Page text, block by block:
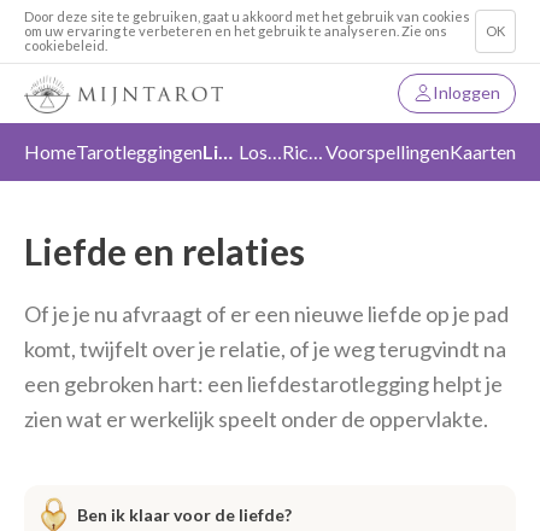
Door deze site te gebruiken, gaat u akkoord met het gebruik van cookies
om uw ervaring te verbeteren en het gebruik te analyseren. Zie ons
cookiebeleid.
OK
Inloggen
HomeTarotleggingen Liefde Loslaten RichtingVoorspellingenKaarten
Liefde en relaties
Of je je nu afvraagt of er een nieuwe liefde op je pad
komt, twijfelt over je relatie, of je weg terugvindt na
een gebroken hart: een liefdestarotlegging helpt je
zien wat er werkelijk speelt onder de oppervlakte.
Ben ik klaar voor de liefde?